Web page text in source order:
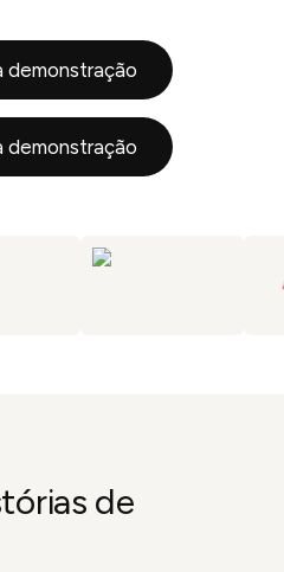
demonstração
demonstração
de